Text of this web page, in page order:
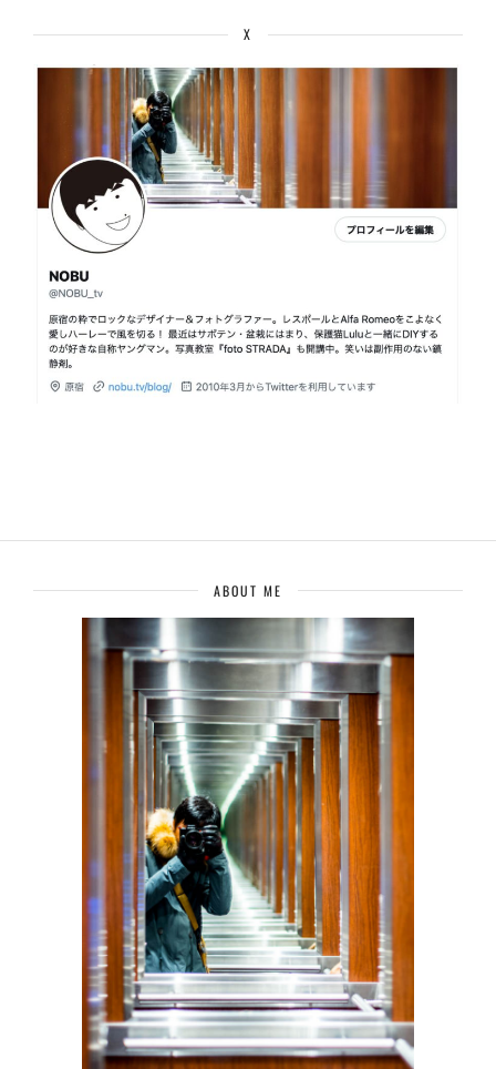
X
ABOUT ME